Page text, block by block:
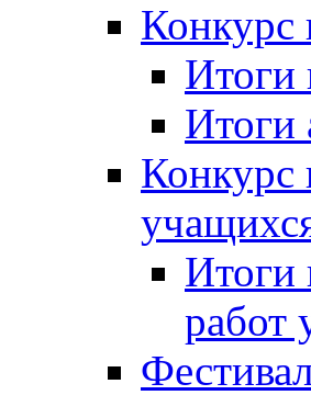
Конкурс
Итоги
Итоги
Конкурс
Итоги
работ